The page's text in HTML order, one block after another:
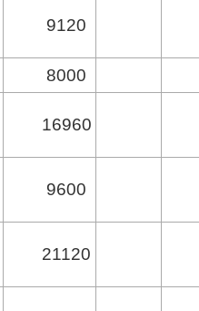
9120
8000
16960
9600
21120